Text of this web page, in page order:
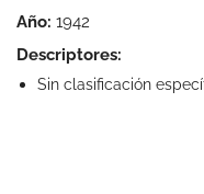
Año: 1942
Descriptores:
Sin clasificación